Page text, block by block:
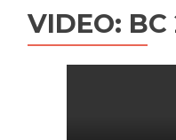
VIDEO: BC